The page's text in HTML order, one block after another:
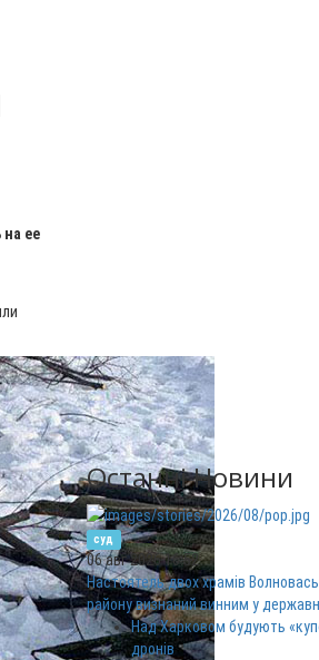
ее
Останні Новини
суд
06 авг 2026 16:52
Настоятель двох храмів
району визнаний винним у
Над Харковом будують
дронів